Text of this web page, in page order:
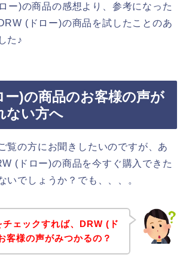
ー)の商品の感想より、参考になった
(ドロー)の商品を試したことのあ
た♪
ー)の商品のお客様の声が
ない方へ
覧の方にお聞きしたいのですが、あ
(ドロー)の商品を今すぐ購入できた
いでしょうか？でも、、、。
チェックすれば、DRW (ド
客様の声がみつかるの？